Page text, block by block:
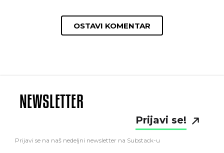
OSTAVI KOMENTAR
NEWSLETTER
Prijavi se!
Prijavi se na naš nedeljni newsletter na Substack-u